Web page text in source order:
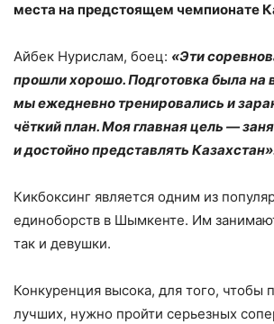
места на предстоящем чемпионате
Айбек Нурислам, боец: «Эти
прошли хорошо. Подготовка была на
мы ежедневно тренировались и
чёткий план. Моя главная цель —
и достойно представлять
Кикбоксинг является одним из
единоборств в Шымкенте. Им
так и девушки.
Конкуренция высока, для того, чтобы
лучших, нужно пройти серьезных